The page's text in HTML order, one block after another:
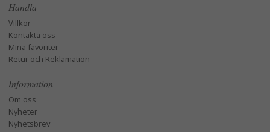
Handla
Villkor
Kontakta oss
Mina favoriter
Retur och Reklamation
Information
Om oss
Nyheter
Nyhetsbrev